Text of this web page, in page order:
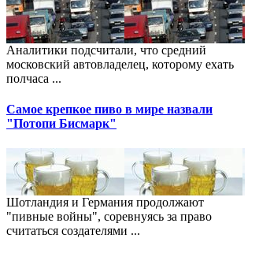
Аналитики подсчитали, что средний
московский автовладелец, которому ехать
полчаса ...
Самое крепкое пиво в мире назвали
"Потопи Бисмарк"
Шотландия и Германия продолжают
"пивные войны", соревнуясь за право
считаться создателями ...